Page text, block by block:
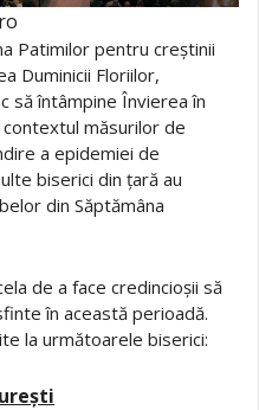
Patimilor pentru creștinii
Duminicii Floriilor,
să întâmpine Învierea în
măsurilor de
a epidemiei de
biserici din țară au
din Săptămâna
de a face credincioșii să
în această perioadă.
la următoarele biserici: